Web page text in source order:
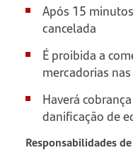
Após 15
cancelada
É proibida a
mercadorias
Haverá
danificação de
Responsabilidades